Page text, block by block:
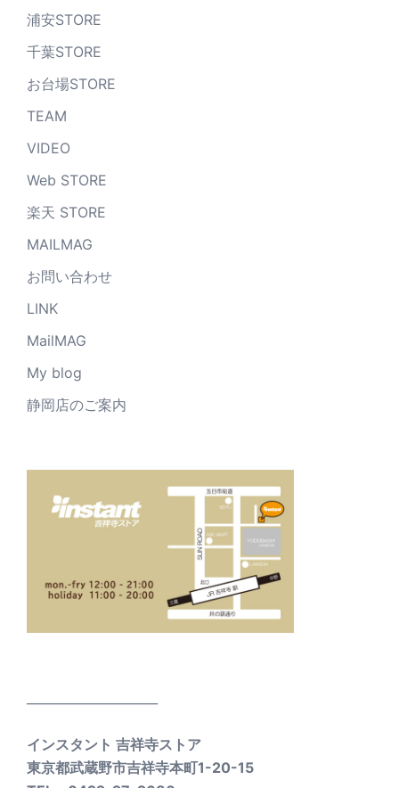
浦安STORE
千葉STORE
お台場STORE
TEAM
VIDEO
Web STORE
楽天 STORE
MAILMAG
お問い合わせ
LINK
MailMAG
My blog
静岡店のご案内
インスタント 吉祥寺ストア
東京都武蔵野市吉祥寺本町1-20-15